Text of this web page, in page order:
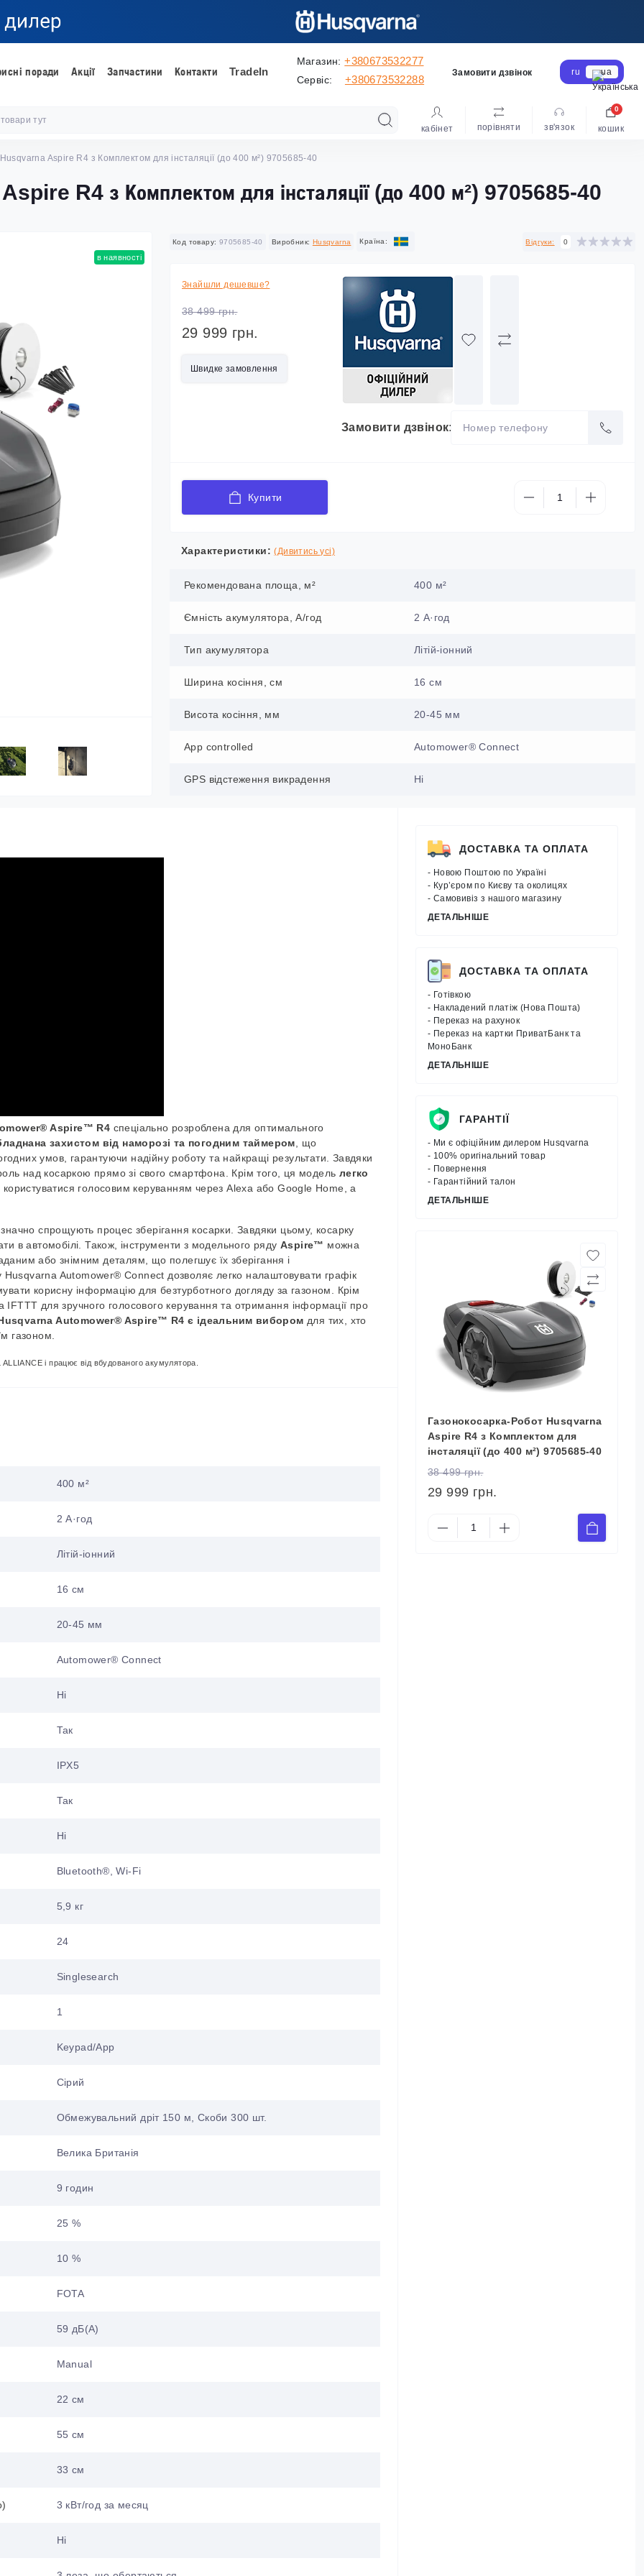
поради Акції Запчастини Контакти TradeIn
Магазин:+380673532277
Сервіс: +380673532288
Замовити дзвінок ru ua
кабінет порівняти зв'язок кошик
0
Aspire R4 з Комплектом для інсталяції (до 400 м²) 9705685-40
R4 з Комплектом для інсталяції (до 400 м²) 9705685-40
в наявності
Код товару: 9705685-40 Виробник: Husqvarna Країна: Відгуки: 0
Знайшли дешевше?
38 499 грн.
29 999 грн.
Швидке замовлення
Замовити дзвінок:
Купити
Характеристики: (Дивитись усі)
Рекомендована площа, м² 400 м²
Ємність акумулятора, А/год 2 А·год
Тип акумулятора Літій-іонний
Ширина косіння, см 16 см
Висота косіння, мм 20-45 мм
App controlled Automower® Connect
GPS відстеження викрадення Ні
Aspire™ R4 спеціально розроблена для оптимального
захистом від наморозі та погодним таймером , що
умов, гарантуючи надійну роботу та найкращі результати. Завдяки
над косаркою прямо зі свого смартфона. Крім того, ця модель легко
голосовим керуванням через Alexa або Google Home, а
спрощують процес зберігання косарки. Завдяки цьому, косарку
в автомобілі. Також, інструменти з модельного рядуAspire™ можна
або знімним деталям, що полегшує їх зберігання і
Automower® Connect дозволяє легко налаштовувати графік
корисну інформацію для безтурботного догляду за газоном. Крім
для зручного голосового керування та отримання інформації про
Automower® Aspire™ R4 є ідеальним вибором для тих, хто
газоном.
і працює від вбудованого акумулятора.
400 м²
2 А·год
Літій-іонний
16 см
20-45 мм
Automower® Connect
Ні
Так
IPX5
Так
Ні
Bluetooth®, Wi-Fi
5,9 кг
24
Singlesearch
1
Keypad/App
Сірий
Обмежувальний дріт 150 м, Скоби 300 шт.
Велика Британія
9 годин
25 %
10 %
FOTA
59 дБ(А)
Manual
22 см
55 см
33 см
3 кВт/год за месяц
Ні
ДОСТАВКА ТА ОПЛАТА
- Новою Поштою по Україні
- Кур’єром по Києву та околицях
- Самовивіз з нашого магазину
ДЕТАЛЬНІШЕ
ДОСТАВКА ТА ОПЛАТА
- Готівкою
- Накладений платіж (Нова Пошта)
- Переказ на рахунок
- Переказ на картки ПриватБанк та
МоноБанк
ДЕТАЛЬНІШЕ
ГАРАНТІЇ
- Ми є офіційним дилером Husqvarna
- 100% оригінальний товар
- Повернення
- Гарантійний талон
ДЕТАЛЬНІШЕ
Газонокосарка-Робот Husqvarna
Aspire R4 з Комплектом для
інсталяції (до 400 м²) 9705685-40
38 499 грн.
29 999 грн.